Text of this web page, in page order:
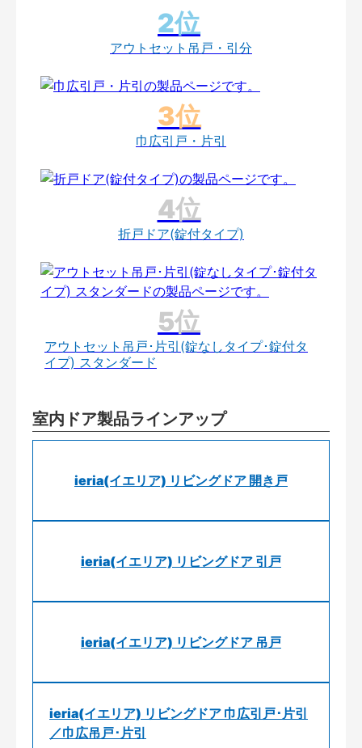
アウトセット吊戸・引分
巾広引戸・片引
折戸ドア(錠付タイプ)
アウトセット吊戸･片引(錠なしタイプ･錠付タ
イプ) スタンダード
室内ドア製品ラインアップ
ieria(イエリア) リビングドア 開き戸
ieria(イエリア) リビングドア 引戸
ieria(イエリア) リビングドア 吊戸
ieria(イエリア) リビングドア 巾広引戸･片引
／巾広吊戸･片引